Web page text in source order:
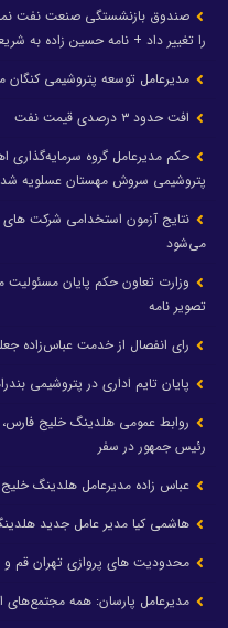
صندوق بازنشستگی صنعت نفت
را تغییر داد + نامه حسین زاده به
مدیرعامل توسعه پتروشیمی
افت حدود ۳ درصدی قیمت نفت
حکم مدیرعامل گروه
پتروشیمی سروش مهستان عسلویه شد
می‌شود
وزارت تعاون حکم پایان مسئولیت
تصویر نامه
رای انفصال از خدمت
پایان تایم اداری در پتروشیمی بندرامام
روابط عمومی هلدینگ خلیج فارس،
رئیس جمهور در سفر
عباس زاده مدیرعامل هلدینگ
هاشمی کیا مدیر عامل جدید
محدودیت های پروازی تهران قم و
مدیرعامل پارسان: همه مجتمع‌های